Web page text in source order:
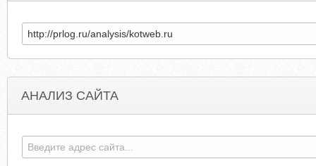
АНАЛИЗ САЙТА